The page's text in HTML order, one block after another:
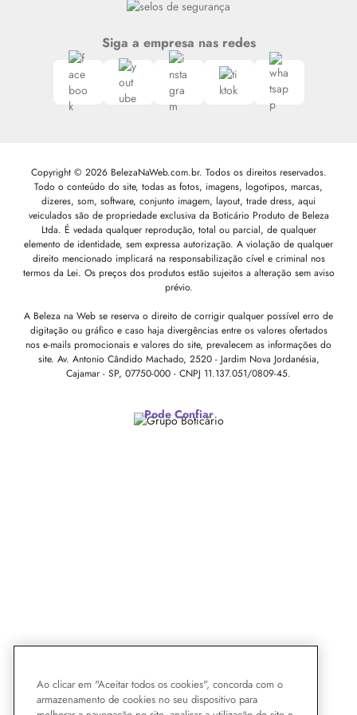
Siga a empresa nas redes
Copyright © 2026 BelezaNaWeb.com.br. Todos os direitos reservados.
Todo o conteúdo do site, todas as fotos, imagens, logotipos, marcas,
dizeres, som, software, conjunto imagem, layout, trade dress, aqui
veiculados são de propriedade exclusiva da Boticário Produto de Beleza
Ltda. É vedada qualquer reprodução, total ou parcial, de qualquer
elemento de identidade, sem expressa autorização. A violação de qualquer
direito mencionado implicará na responsabilização cível e criminal nos
termos da Lei. Os preços dos produtos estão sujeitos a alteração sem aviso
prévio.
A Beleza na Web se reserva o direito de corrigir qualquer possível erro de
digitação ou gráfico e caso haja divergências entre os valores ofertados
nos e-mails promocionais e valores do site, prevalecem as informações do
site. Av. Antonio Cândido Machado, 2520 - Jardim Nova Jordanésia,
Cajamar - SP, 07750-000 - CNPJ 11.137.051/0809-45.
Pode Confiar
Ao clicar em "Aceitar todos os cookies", concorda com o
armazenamento de cookies no seu dispositivo para